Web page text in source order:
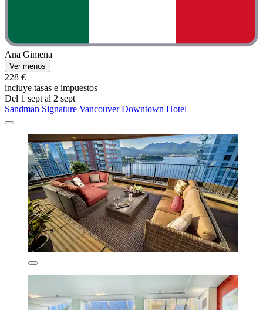
Ana Gimena
Ver menos
228 €
incluye tasas e impuestos
Del 1 sept al 2 sept
Sandman Signature Vancouver Downtown Hotel